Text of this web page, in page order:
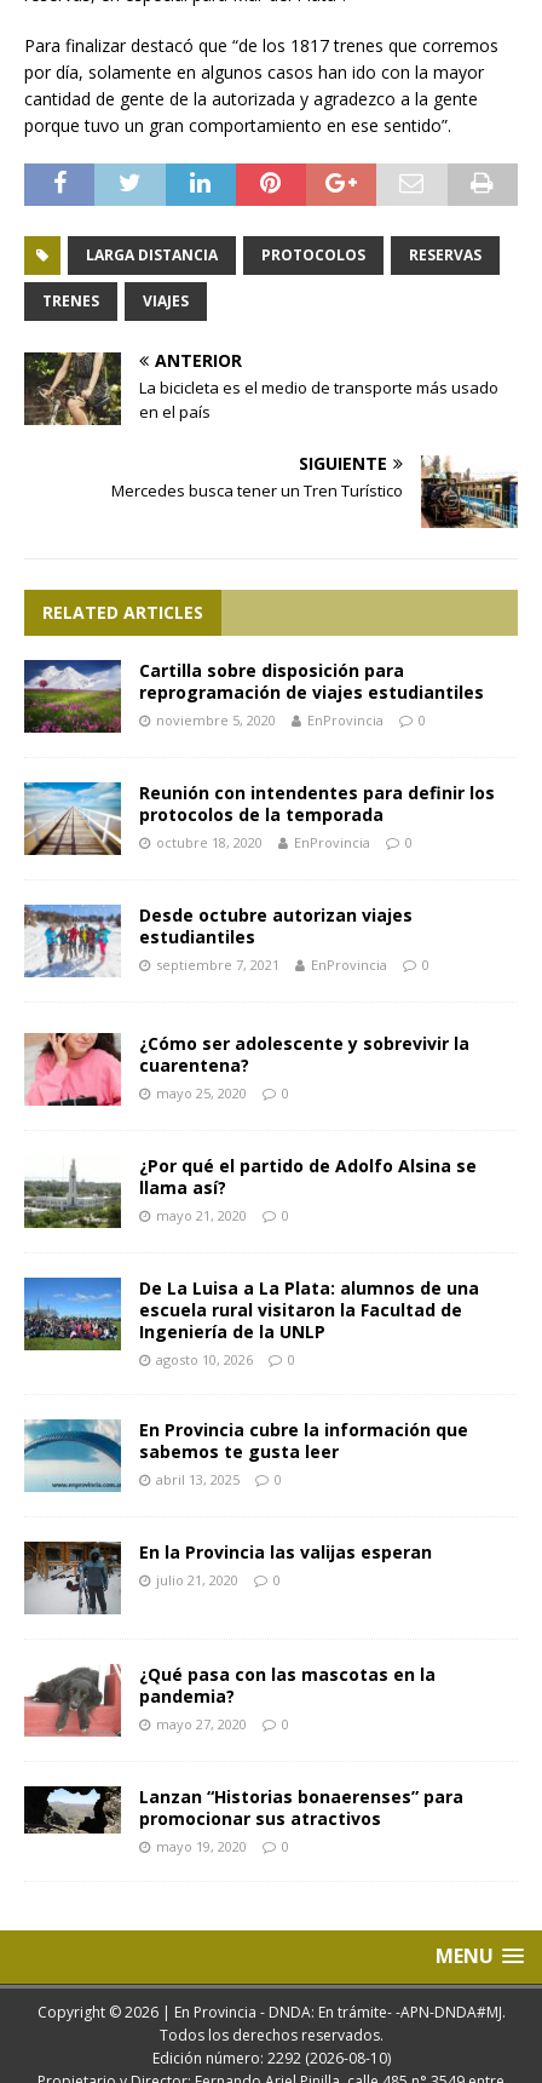
Para finalizar destacó que “de los 1817 trenes que corremos
por día, solamente en algunos casos han ido con la mayor
cantidad de gente de la autorizada y agradezco a la gente
porque tuvo un gran comportamiento en ese sentido”.
LARGA DISTANCIA PROTOCOLOS RESERVAS
TRENES VIAJES
ANTERIOR
La bicicleta es el medio de transporte más usado
en el país
SIGUIENTE
Mercedes busca tener un Tren Turístico
RELATED ARTICLES
Cartilla sobre disposición para
reprogramación de viajes estudiantiles
noviembre 5, 2020 EnProvincia 0
Reunión con intendentes para definir los
protocolos de la temporada
octubre 18, 2020 EnProvincia 0
Desde octubre autorizan viajes
estudiantiles
septiembre 7, 2021 EnProvincia 0
¿Cómo ser adolescente y sobrevivir la
cuarentena?
mayo 25, 2020 0
¿Por qué el partido de Adolfo Alsina se
llama así?
mayo 21, 2020 0
De La Luisa a La Plata: alumnos de una
escuela rural visitaron la Facultad de
Ingeniería de la UNLP
agosto 10, 2026 0
En Provincia cubre la información que
sabemos te gusta leer
abril 13, 2025 0
En la Provincia las valijas esperan
julio 21, 2020 0
¿Qué pasa con las mascotas en la
pandemia?
mayo 27, 2020 0
Lanzan “Historias bonaerenses” para
promocionar sus atractivos
mayo 19, 2020 0
MENU
Copyright © 2026 | En Provincia - DNDA: En trámite- -APN-DNDA#MJ.
Todos los derechos reservados.
Edición número: 2292 (2026-08-10)